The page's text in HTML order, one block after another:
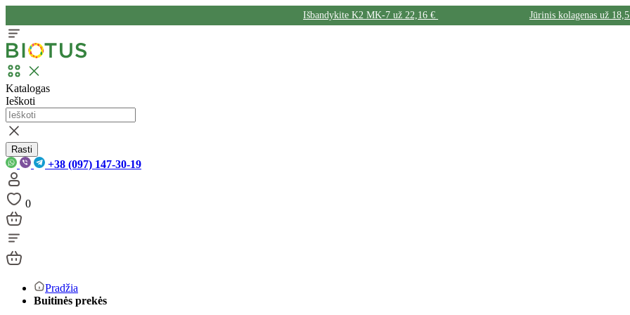
Išbandykite K2 MK-7 už 22,16 € Jūrinis kolagenas už
Katalogas
Ieškoti
Rasti
+38 (097) 147-30-19
0
Pradžia
Buitinės prekės